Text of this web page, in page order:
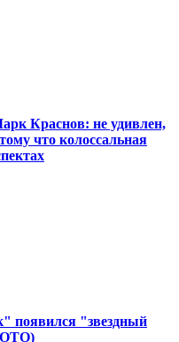
Краснов: не удивлен,
что колоссальная
появился "звездный